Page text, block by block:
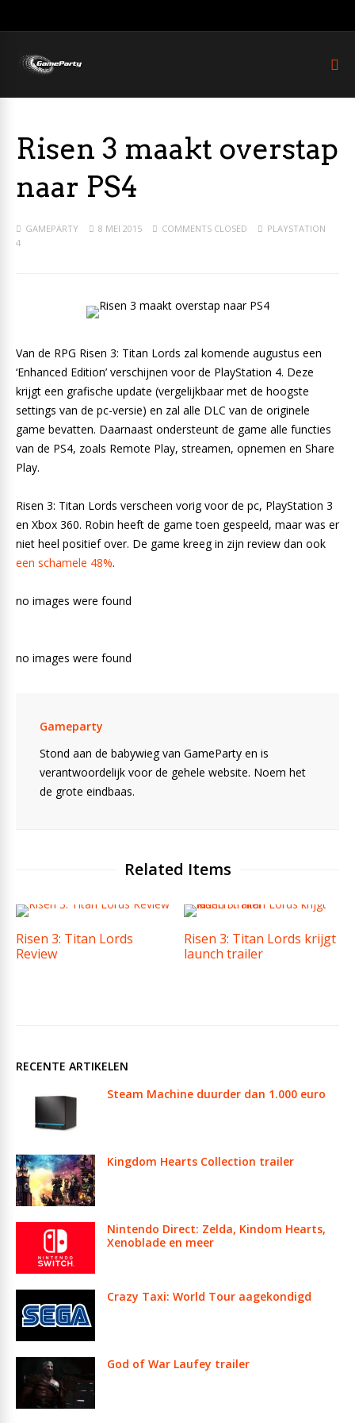
Risen 3 maakt overstap
naar PS4
GAMEPARTY 8 MEI 2015 COMMENTS CLOSED
PLAYSTATION
4
Van de RPG Risen 3: Titan Lords zal komende augustus een
‘Enhanced Edition’ verschijnen voor de PlayStation 4. Deze
krijgt een grafische update (vergelijkbaar met de hoogste
settings van de pc-versie) en zal alle DLC van de originele
game bevatten. Daarnaast ondersteunt de game alle functies
van de PS4, zoals Remote Play, streamen, opnemen en Share
Play.
Risen 3: Titan Lords verscheen vorig voor de pc, PlayStation 3
en Xbox 360. Robin heeft de game toen gespeeld, maar was er
niet heel positief over. De game kreeg in zijn review dan ook
een schamele 48%.
no images were found
no images were found
Gameparty
Stond aan de babywieg van GameParty en is
verantwoordelijk voor de gehele website. Noem het
de grote eindbaas.
Related Items
Risen 3: Titan Lords
Review
Risen 3: Titan Lords krijgt
launch trailer
RECENTE ARTIKELEN
Steam Machine duurder dan 1.000 euro
Kingdom Hearts Collection trailer
Nintendo Direct: Zelda, Kindom Hearts,
Xenoblade en meer
Crazy Taxi: World Tour aagekondigd
God of War Laufey trailer